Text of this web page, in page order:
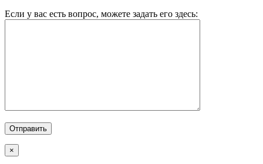
Если у вас есть вопрос, можете задать его здесь:
×